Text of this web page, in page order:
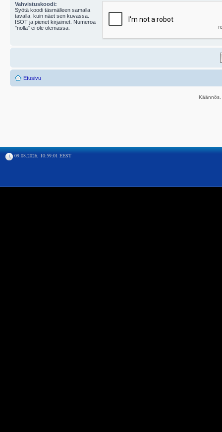
Vahvistuskoodi:
Syötä koodi täsmälleen samalla
tavalla, kuin näet sen kuvassa.
ISOT ja pienet kirjaimet. Numeroa
"nolla" ei ole olemassa.
Etusivu
09.08.2026, 10:59:01 EEST